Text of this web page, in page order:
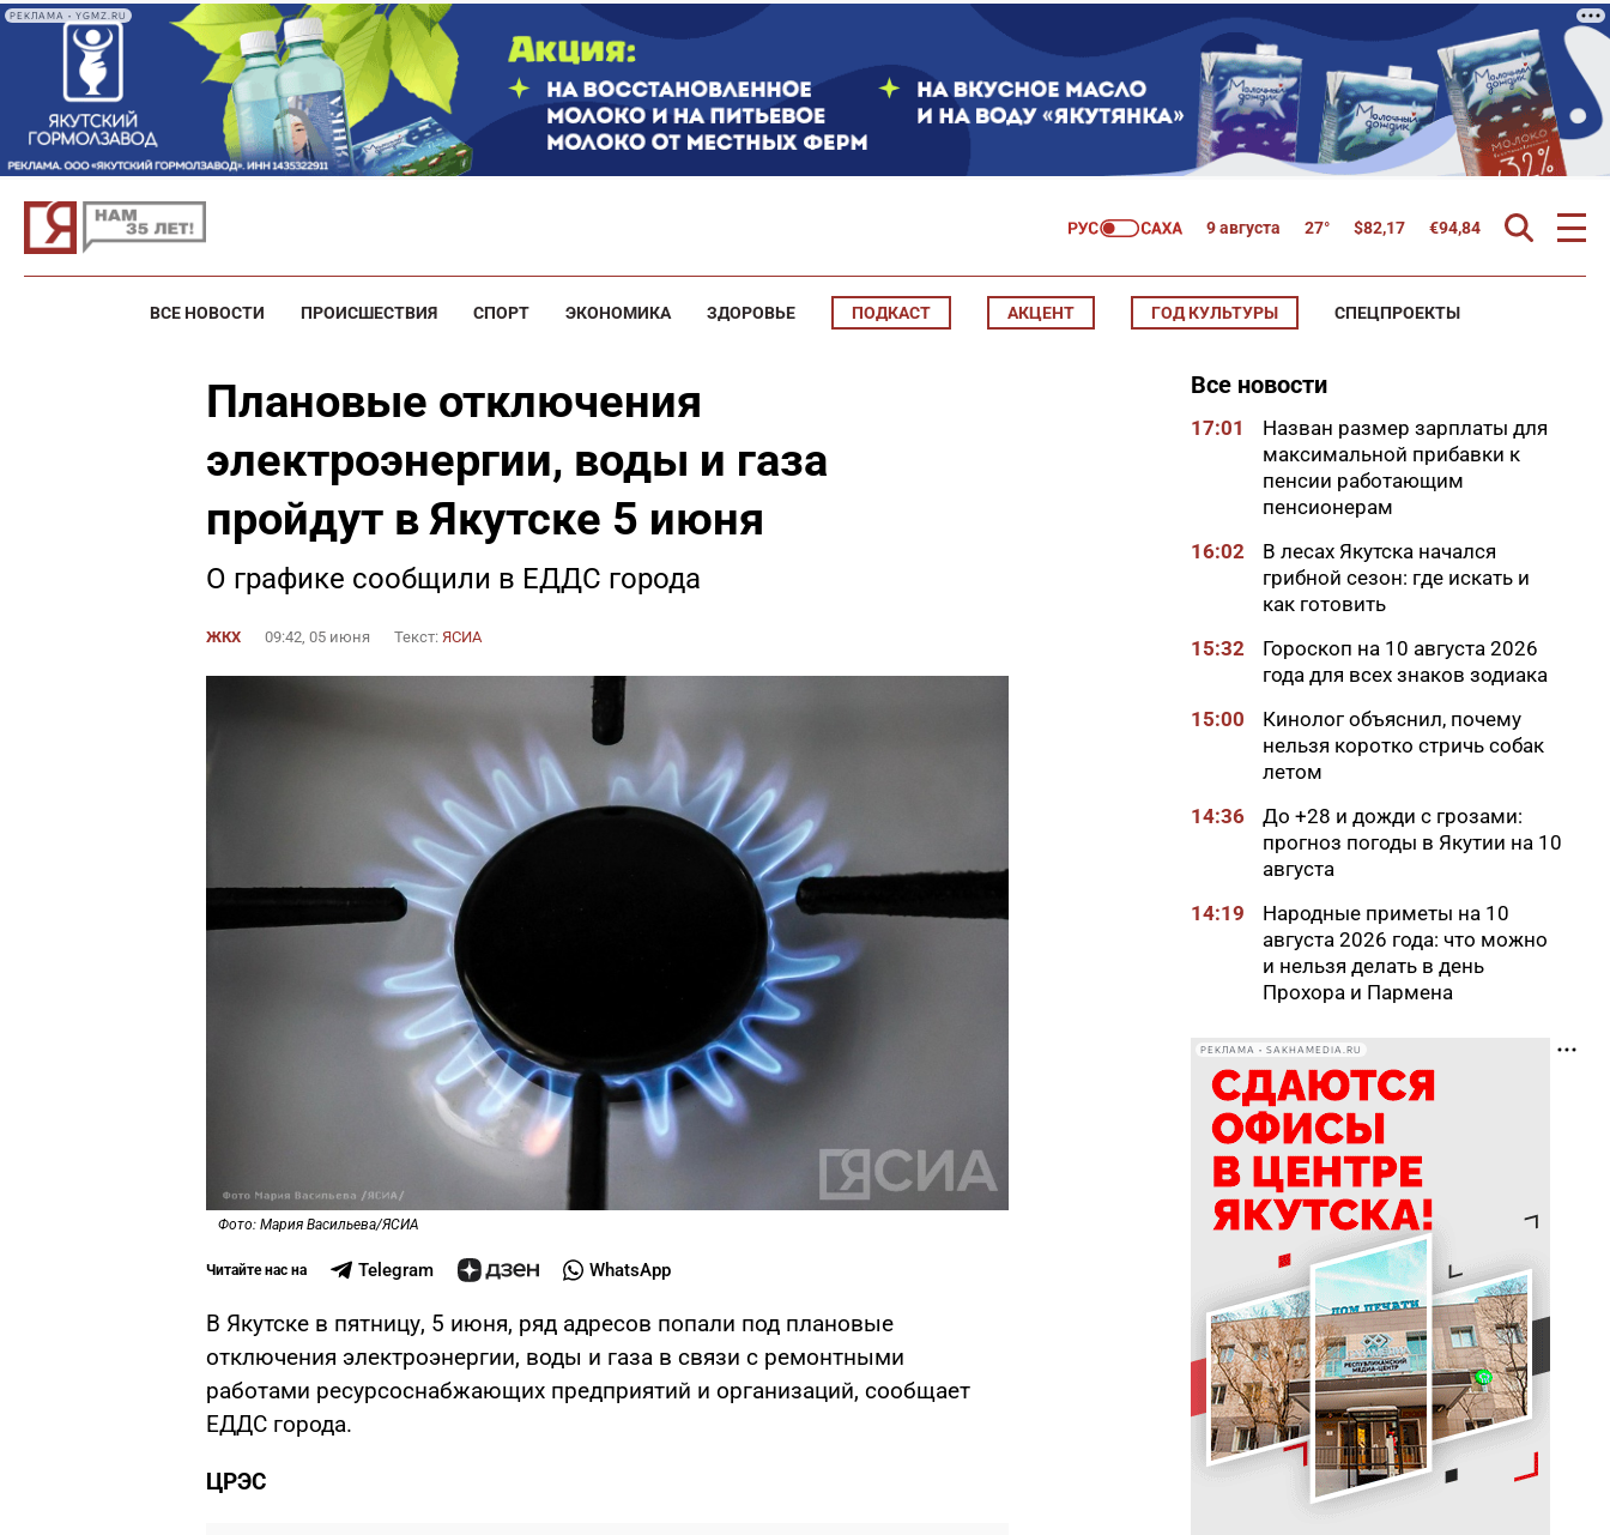
РЕКЛАМА • YGMZ.RU
9 августа 27° $82,17 €94,84
ВСЕ НОВОСТИ ПРОИСШЕСТВИЯ СПОРТ ЭКОНОМИКА ЗДОРОВЬЕ ПОДКАСТ АКЦЕНТ ГОД КУЛЬТУРЫ СПЕЦПРОЕКТЫ
Плановые отключения
электроэнергии, воды и газа
пройдут в Якутске 5 июня
О графике сообщили в ЕДДС города
ЖКХ 09:42, 05 июня Текст: ЯСИА
Фото: Мария Васильева/ЯСИА
Читайте нас на Telegram WhatsApp
В Якутске в пятницу, 5 июня, ряд адресов попали под плановые
отключения электроэнергии, воды и газа в связи с ремонтными
работами ресурсоснабжающих предприятий и организаций, сообщает
ЕДДС города.
ЦРЭС
Все новости
17:01
Назван размер зарплаты для
максимальной прибавки к
пенсии работающим
пенсионерам
16:02
В лесах Якутска начался
грибной сезон: где искать и
как готовить
15:32
Гороскоп на 10 августа 2026
года для всех знаков зодиака
15:00
Кинолог объяснил, почему
нельзя коротко стричь собак
летом
14:36
До +28 и дожди с грозами:
прогноз погоды в Якутии на 10
августа
14:19
Народные приметы на 10
августа 2026 года: что можно
и нельзя делать в день
Прохора и Пармена
КМНС в Якутии
14:00
На проспекте Михаила
Николаева в Якутске
ограничат движение с 10
августа
13:15
Топ-10 новостей: ливень в
Якутске, алмазный кластер и
топливо в Южной Якутии
12:42
В районах Якутии полностью
освободили от воды
подтопленные территории
12:33
Якутяне могут подать заявку
на главную просветительскую
премию страны
РЕКЛАМА • SAKHAMEDIA.RU